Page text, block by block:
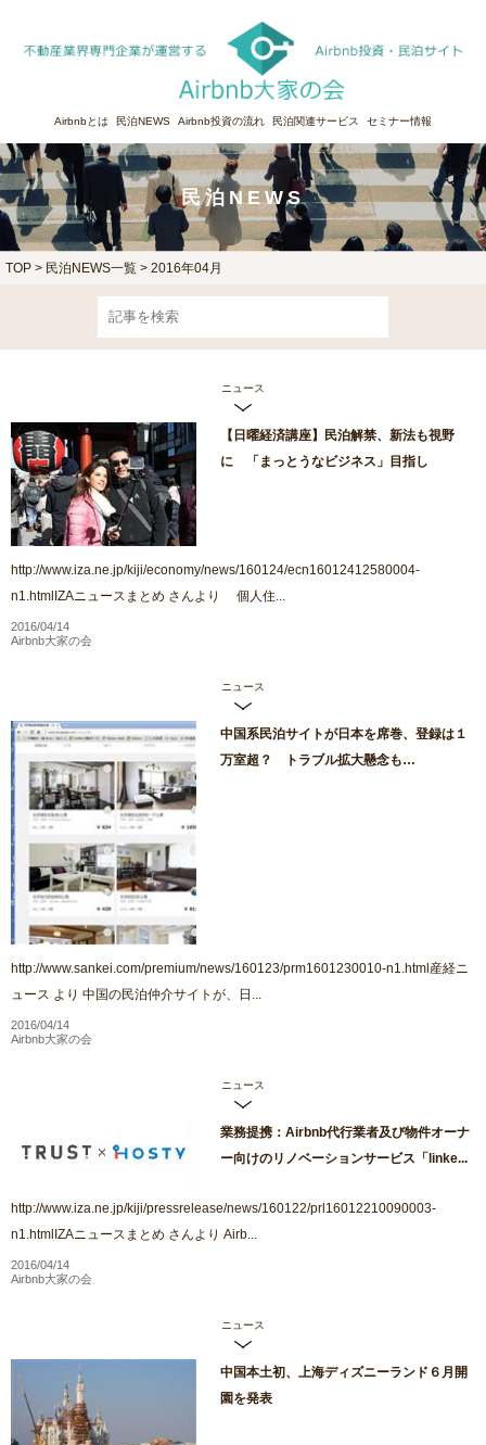
Airbnbとは 民泊NEWS Airbnb投資の流れ 民泊関連サービス セミナー情報
民泊NEWS
TOP > 民泊NEWS一覧 > 2016年04月
ニュース
【日曜経済講座】民泊解禁、新法も視野
に 「まっとうなビジネス」目指し
http://www.iza.ne.jp/kiji/economy/news/160124/ecn16012412580004-
n1.htmlIZAニュースまとめ さんより 個人住...
2016/04/14
Airbnb大家の会
ニュース
中国系民泊サイトが日本を席巻、登録は１
万室超？ トラブル拡大懸念も…
http://www.sankei.com/premium/news/160123/prm1601230010-n1.html産経ニ
ュース より 中国の民泊仲介サイトが、日...
2016/04/14
Airbnb大家の会
ニュース
業務提携：Airbnb代行業者及び物件オーナ
ー向けのリノベーションサービス「linke...
http://www.iza.ne.jp/kiji/pressrelease/news/160122/prl16012210090003-
n1.htmlIZAニュースまとめ さんより Airb...
2016/04/14
Airbnb大家の会
ニュース
中国本土初、上海ディズニーランド６月開
園を発表